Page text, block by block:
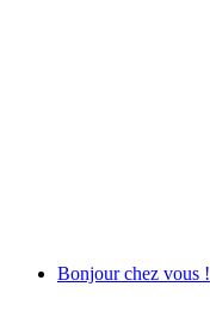
Bonjour chez vous !